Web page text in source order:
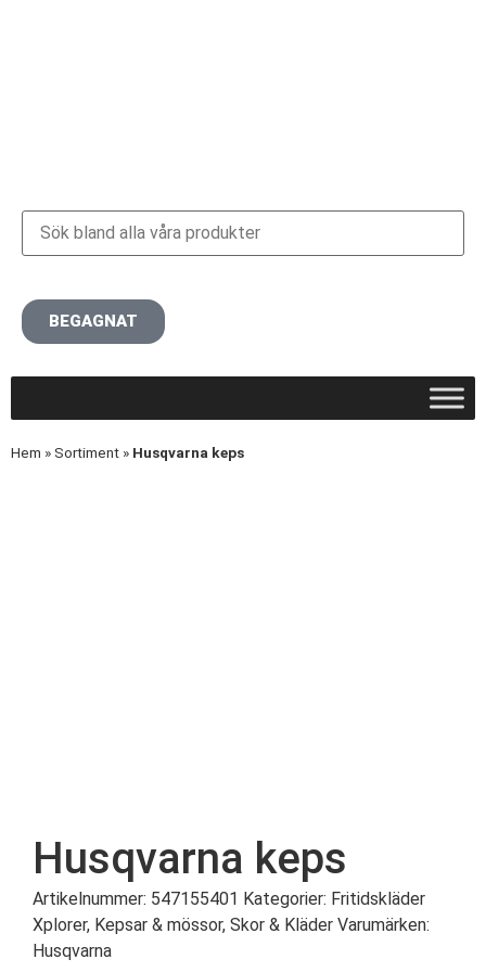
BEGAGNAT
Hem »Sortiment » Husqvarna keps
Husqvarna keps
Artikelnummer: 547155401 Kategorier: Fritidskläder
Xplorer, Kepsar & mössor, Skor & Kläder Varumärken:
Husqvarna